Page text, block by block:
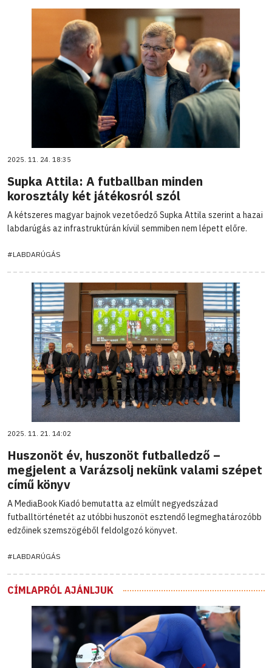
2025. 11. 24. 18:35
Supka Attila: A futballban minden
korosztály két játékosról szól
A kétszeres magyar bajnok vezetőedző Supka Attila szerint a hazai
labdarúgás az infrastruktúrán kívül semmiben nem lépett előre.
#LABDARÚGÁS
2025. 11. 21. 14:02
Huszonöt év, huszonöt futballedző –
megjelent a Varázsolj nekünk valami szépet
című könyv
A MediaBook Kiadó bemutatta az elmúlt negyedszázad
futballtörténetét az utóbbi huszonöt esztendő legmeghatározóbb
edzőinek szemszögéből feldolgozó könyvet.
#LABDARÚGÁS
CÍMLAPRÓL AJÁNLJUK